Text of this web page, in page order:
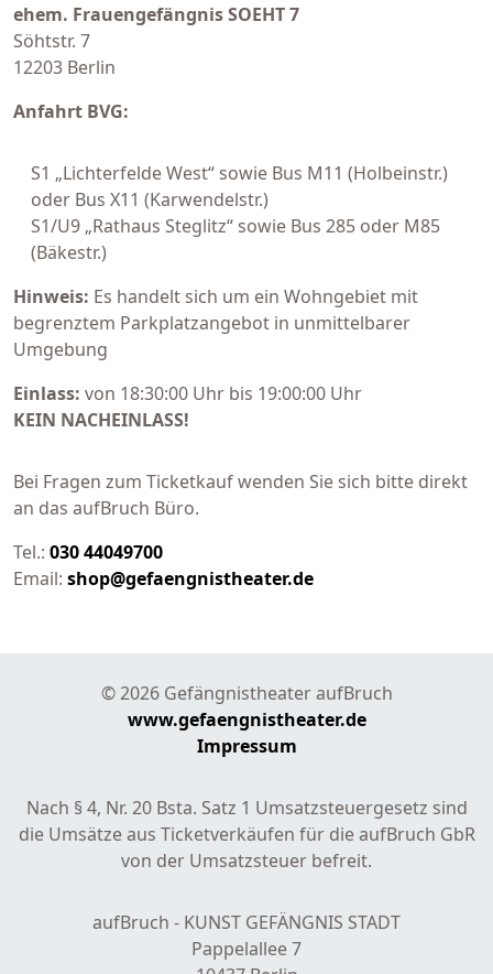
ehem. Frauengefängnis SOEHT 7
Söhtstr. 7
12203 Berlin
Anfahrt BVG:
S1 „Lichterfelde West“ sowie Bus M11 (Holbeinstr.)
oder Bus X11 (Karwendelstr.)
S1/U9 „Rathaus Steglitz“ sowie Bus 285 oder M85
(Bäkestr.)
Hinweis: Es handelt sich um ein Wohngebiet mit
begrenztem Parkplatzangebot in unmittelbarer
Umgebung
Einlass: von 18:30:00 Uhr bis 19:00:00 Uhr
KEIN NACHEINLASS!
Bei Fragen zum Ticketkauf wenden Sie sich bitte direkt
an das aufBruch Büro.
Tel.: 030 44049700
Email: shop@gefaengnistheater.de
© 2026 Gefängnistheater aufBruch
www.gefaengnistheater.de
Impressum
Nach § 4, Nr. 20 Bsta. Satz 1 Umsatzsteuergesetz sind
die Umsätze aus Ticketverkäufen für die aufBruch GbR
von der Umsatzsteuer befreit.
aufBruch - KUNST GEFÄNGNIS STADT
Pappelallee 7